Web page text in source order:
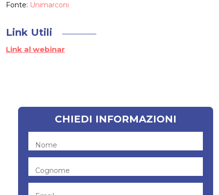
Fonte: Unimarconi
Link Utili
Link al webinar
CHIEDI INFORMAZIONI
Nome
Cognome